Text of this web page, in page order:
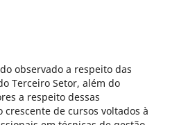
observado a respeito das
Terceiro Setor, além do
a respeito dessas
de cursos voltados à